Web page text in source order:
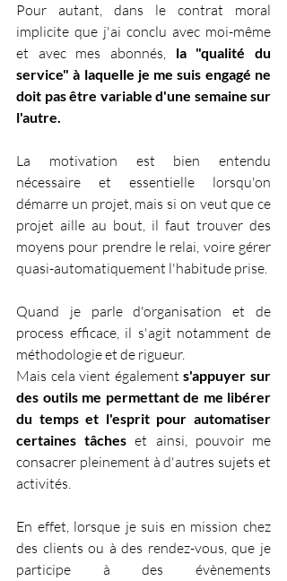
Pour autant, dans le contrat moral
implicite que j'ai conclu avec moi-même
et avec mes abonnés, la "qualité du
service" à laquelle je me suis engagé ne
doit pas être variable d'une semaine sur
l'autre.
La motivation est bien entendu
nécessaire et essentielle lorsqu'on
démarre un projet, mais si on veut que ce
projet aille au bout, il faut trouver des
moyens pour prendre le relai, voire gérer
quasi-automatiquement l'habitude prise.
Quand je parle d'organisation et de
process efficace, il s'agit notamment de
méthodologie et de rigueur.
Mais cela vient également s'appuyer sur
des outils me permettant de me libérer
du temps et l'esprit pour automatiser
certaines tâches et ainsi, pouvoir me
consacrer pleinement à d'autres sujets et
activités.
En effet, lorsque je suis en mission chez
des clients ou à des rendez-vous, que je
participe à des évènements